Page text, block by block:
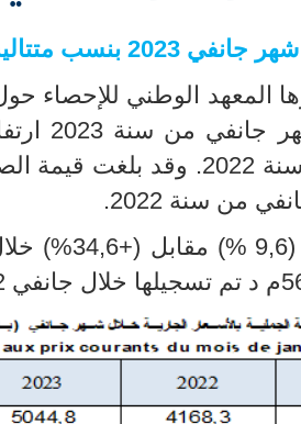
2023 بنسب متتالية
المعهد الوطني للإحصاء
ارتفاع الصادرات بنسبة
(% مقابل (+34,6 %